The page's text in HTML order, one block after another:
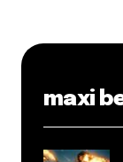
maxi